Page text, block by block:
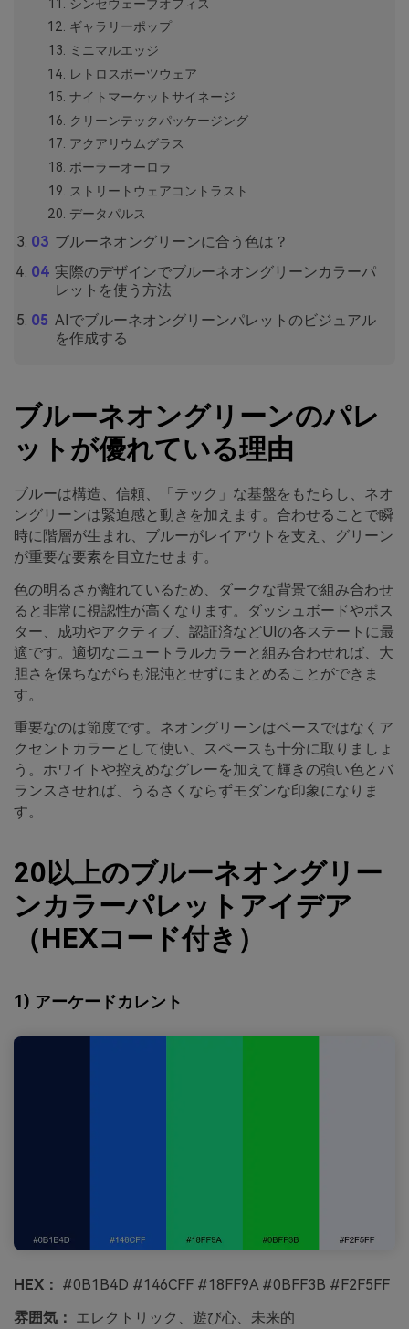
シンセウェーブオフィス
ギャラリーポップ
ミニマルエッジ
レトロスポーツウェア
ナイトマーケットサイネージ
クリーンテックパッケージング
アクアリウムグラス
ポーラーオーロラ
ストリートウェアコントラスト
データパルス
ブルーネオングリーンに合う色は？
実際のデザインでブルーネオングリーンカラーパ
レットを使う方法
AIでブルーネオングリーンパレットのビジュアル
を作成する
ブルーネオングリーンのパレ
ットが優れている理由
ブルーは構造、信頼、「テック」な基盤をもたらし、ネオ
ングリーンは緊迫感と動きを加えます。合わせることで瞬
時に階層が生まれ、ブルーがレイアウトを支え、グリーン
が重要な要素を目立たせます。
色の明るさが離れているため、ダークな背景で組み合わせ
ると非常に視認性が高くなります。ダッシュボードやポス
ター、成功やアクティブ、認証済などUIの各ステートに最
適です。適切なニュートラルカラーと組み合わせれば、大
胆さを保ちながらも混沌とせずにまとめることができま
す。
重要なのは節度です。ネオングリーンはベースではなくア
クセントカラーとして使い、スペースも十分に取りましょ
う。ホワイトや控えめなグレーを加えて輝きの強い色とバ
ランスさせれば、うるさくならずモダンな印象になりま
す。
20以上のブルーネオングリー
ンカラーパレットアイデア
（HEXコード付き）
1) アーケードカレント
HEX： #0B1B4D #146CFF #18FF9A #0BFF3B #F2F5FF
雰囲気： エレクトリック、遊び心、未来的